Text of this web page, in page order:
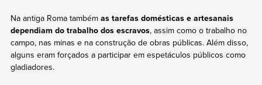
Na antiga Roma também as tarefas domésticas e artesanais
dependiam do trabalho dos escravos, assim como o trabalho no
campo, nas minas e na construção de obras públicas. Além disso,
alguns eram forçados a participar em espetáculos públicos como
gladiadores.